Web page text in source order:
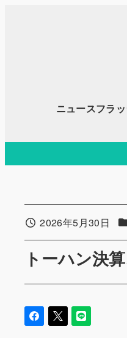
移
ニュースフラ
トーハン決
投稿日2026年5月30日